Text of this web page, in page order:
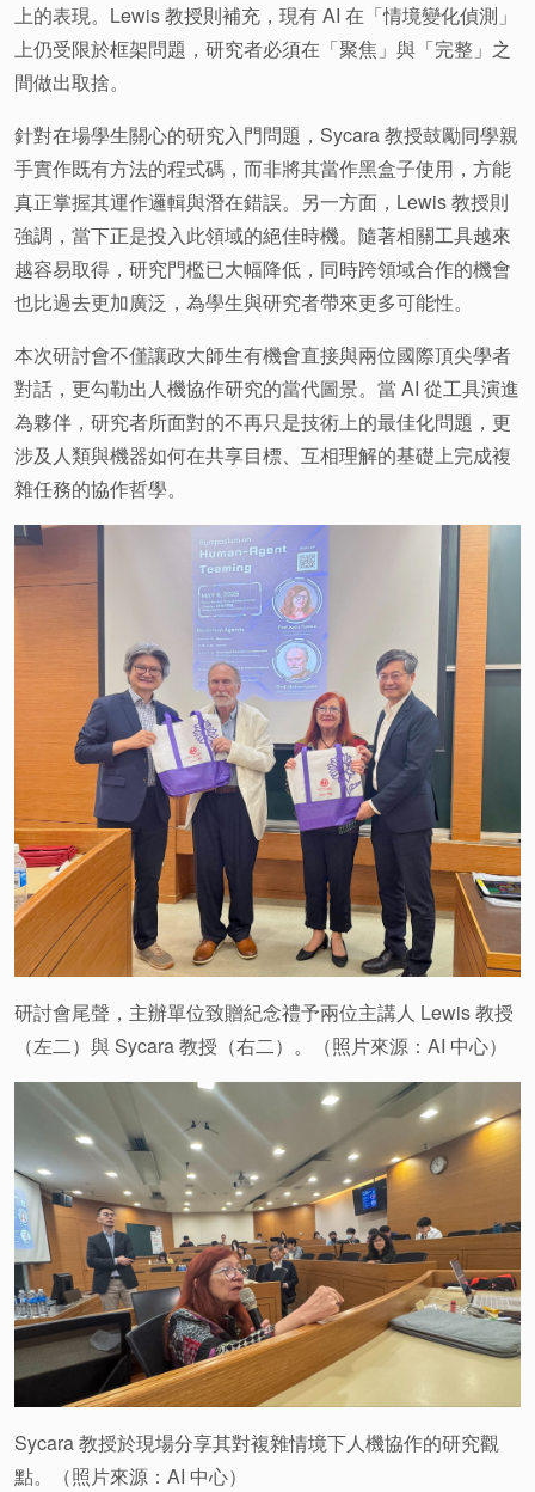
上的表現。Lewis 教授則補充，現有 AI 在「情境變化偵測」
上仍受限於框架問題，研究者必須在「聚焦」與「完整」之
間做出取捨。
針對在場學生關心的研究入門問題，Sycara 教授鼓勵同學親
手實作既有方法的程式碼，而非將其當作黑盒子使用，方能
真正掌握其運作邏輯與潛在錯誤。另一方面，Lewis 教授則
強調，當下正是投入此領域的絕佳時機。隨著相關工具越來
越容易取得，研究門檻已大幅降低，同時跨領域合作的機會
也比過去更加廣泛，為學生與研究者帶來更多可能性。
本次研討會不僅讓政大師生有機會直接與兩位國際頂尖學者
對話，更勾勒出人機協作研究的當代圖景。當 AI 從工具演進
為夥伴，研究者所面對的不再只是技術上的最佳化問題，更
涉及人類與機器如何在共享目標、互相理解的基礎上完成複
雜任務的協作哲學。
研討會尾聲，主辦單位致贈紀念禮予兩位主講人 Lewis 教授
（左二）與 Sycara 教授（右二）。（照片來源：AI 中心）
Sycara 教授於現場分享其對複雜情境下人機協作的研究觀
點。（照片來源：AI 中心）